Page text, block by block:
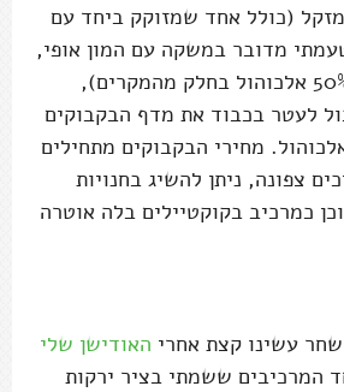
(כולל אחד שמזוקק ביחד עם
מדובר במשקה עם המון אופי,
חריף, חזק מאוד (50% אלכוהול בחלק מהמקרים),
לעטר בכבוד את מדף הבקבוקים
מחירי הבקבוקים מתחילים
צפונה, ניתן להשיג בחנויות
כמרכיב בקוקטיילים בלה אוטרה
עשינו קצת אחרי האודישן שלי
המרכיבים ששמתי בציר ירקות